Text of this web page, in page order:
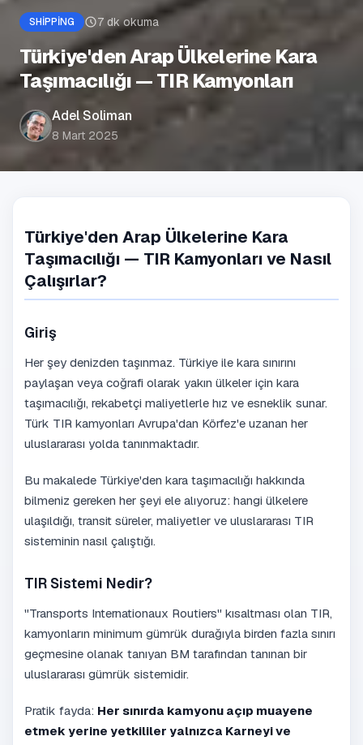
SHIPPING 7 dk okuma
Türkiye'den Arap Ülkelerine Kara
Taşımacılığı — TIR Kamyonları
Adel Soliman
8 Mart 2025
Türkiye'den Arap Ülkelerine Kara
Taşımacılığı — TIR Kamyonları ve Nasıl
Çalışırlar?
Giriş
Her şey denizden taşınmaz. Türkiye ile kara sınırını
paylaşan veya coğrafi olarak yakın ülkeler için kara
taşımacılığı, rekabetçi maliyetlerle hız ve esneklik sunar.
Türk TIR kamyonları Avrupa'dan Körfez'e uzanan her
uluslararası yolda tanınmaktadır.
Bu makalede Türkiye'den kara taşımacılığı hakkında
bilmeniz gereken her şeyi ele alıyoruz: hangi ülkelere
ulaşıldığı, transit süreler, maliyetler ve uluslararası TIR
sisteminin nasıl çalıştığı.
TIR Sistemi Nedir?
"Transports Internationaux Routiers" kısaltması olan TIR,
kamyonların minimum gümrük durağıyla birden fazla sınırı
geçmesine olanak tanıyan BM tarafından tanınan bir
uluslararası gümrük sistemidir.
Pratik fayda: Her sınırda kamyonu açıp muayene
etmek yerine yetkililer yalnızca Karneyi ve